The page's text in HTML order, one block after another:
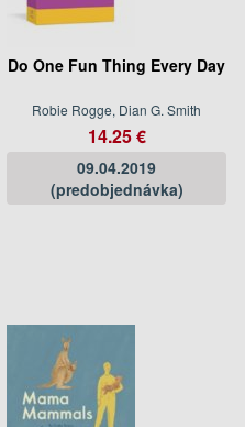
Do One Fun Thing Every Day
Robie Rogge, Dian G. Smith
14.25 €
09.04.2019
(predobjednávka)